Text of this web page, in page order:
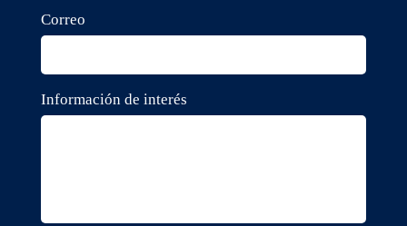
Correo
Información de interés